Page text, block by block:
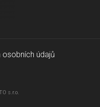
osobních údajů
s.r.o.